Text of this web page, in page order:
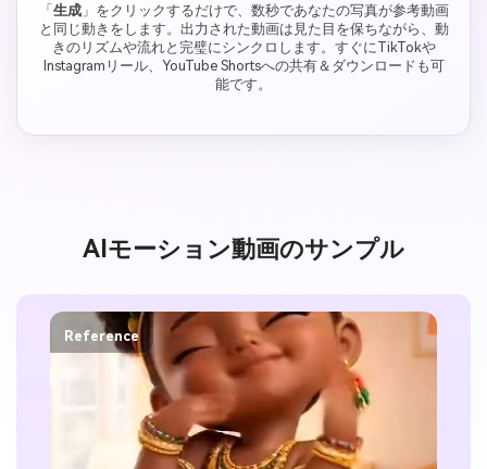
「 生成」をクリックするだけで、数秒であなたの写真が参考動画
と同じ動きをします。出力された動画は見た目を保ちながら、動
きのリズムや流れと完璧にシンクロします。すぐにTikTokや
Instagramリール、YouTube Shortsへの共有＆ダウンロードも可
能です。
AIモーション動画のサンプル
Reference